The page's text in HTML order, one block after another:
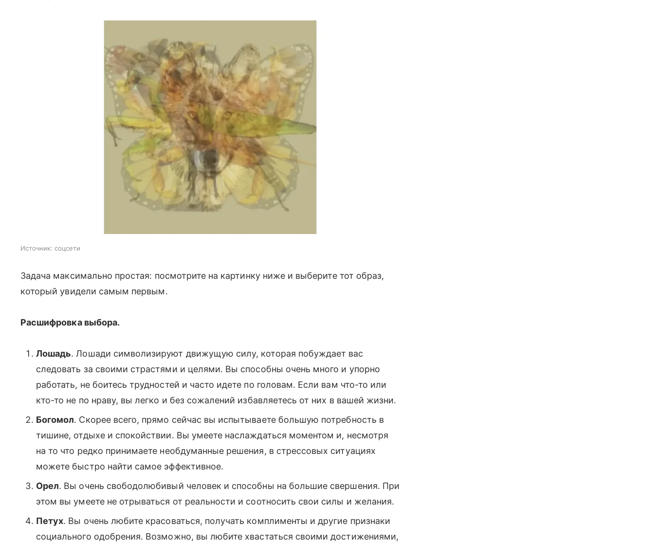
Источник: соцсети
Задача максимально простая: посмотрите на картинку ниже и выберите тот образ,
который увидели самым первым.
Расшифровка выбора.
Лошадь. Лошади символизируют движущую силу, которая побуждает вас
следовать за своими страстями и целями. Вы способны очень много и упорно
работать, не боитесь трудностей и часто идете по головам. Если вам что-то или
кто-то не по нраву, вы легко и без сожалений избавляетесь от них в вашей жизни.
Богомол. Скорее всего, прямо сейчас вы испытываете большую потребность в
тишине, отдыхе и спокойствии. Вы умеете наслаждаться моментом и, несмотря
на то что редко принимаете необдуманные решения, в стрессовых ситуациях
можете быстро найти самое эффективное.
Орел. Вы очень свободолюбивый человек и способны на большие свершения. При
этом вы умеете не отрываться от реальности и соотносить свои силы и желания.
Петух. Вы очень любите красоваться, получать комплименты и другие признаки
социального одобрения. Возможно, вы любите хвастаться своими достижениями,